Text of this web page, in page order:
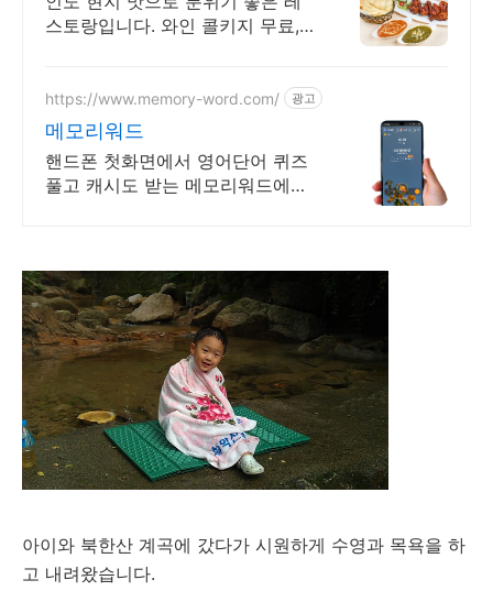
스토랑입니다. 와인 콜키지 무료,
https://www.memory-word.com/ 광고
메모리워드
핸드폰 첫화면에서 영어단어 퀴즈
풀고 캐시도 받는 메모리워드에서
아이와 북한산 계곡에 갔다가 시원하게 수영과 목욕을 하
고 내려왔습니다.